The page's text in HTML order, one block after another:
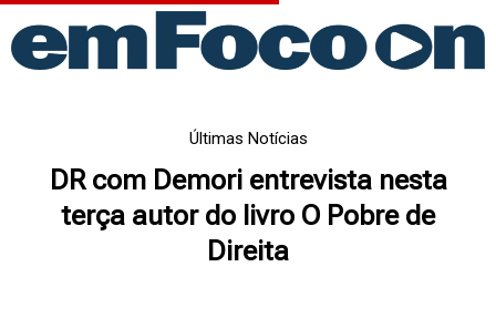
para
Últimas Notícias
DR com Demori entrevista nesta
terça autor do livro O Pobre de
Direita